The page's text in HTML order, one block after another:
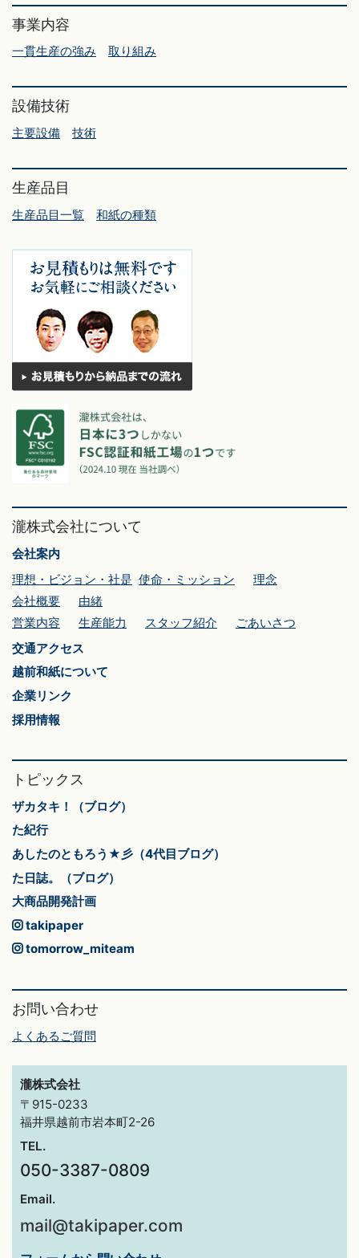
事業内容
一貫生産の強み 取り組み
設備技術
主要設備 技術
生産品目
生産品目一覧 和紙の種類
瀧株式会社について
会社案内
理想・ビジョン・社是 使命・ミッション
理念
会社概要
由緒
営業内容
生産能力 スタッフ紹介
ごあいさつ
交通アクセス
越前和紙について
企業リンク
採用情報
トピックス
ザカタキ！（ブログ）
た紀行
あしたのともろう★彡（4代目ブログ）
た日誌。（ブログ）
大商品開発計画
takipaper
tomorrow_miteam
お問い合わせ
よくあるご質問
瀧株式会社
〒915-0233
福井県越前市岩本町2-26
TEL.
050-3387-0809
Email.
mail@takipaper.com